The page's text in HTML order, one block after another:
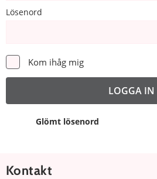
Lösenord
Kom ihåg mig
Glömt lösenord
Kontakt